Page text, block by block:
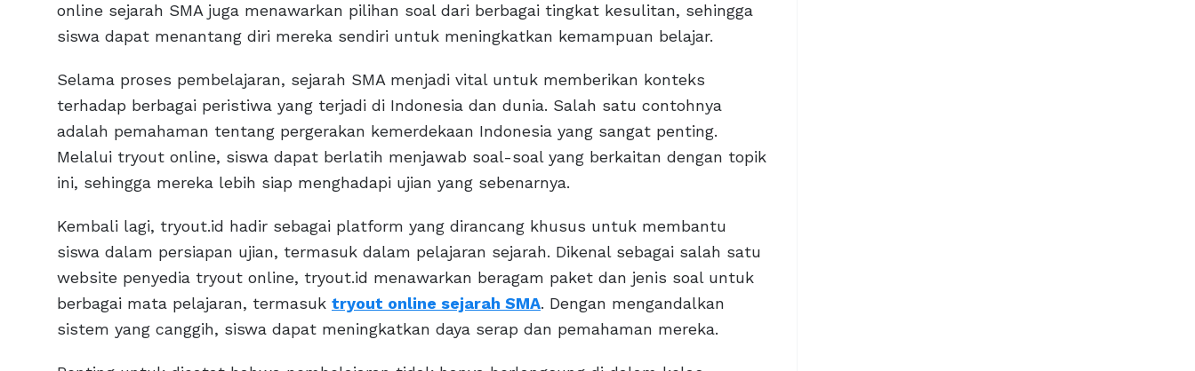
online sejarah SMA juga menawarkan pilihan soal dari berbagai tingkat kesulitan, sehingga
siswa dapat menantang diri mereka sendiri untuk meningkatkan kemampuan belajar.
Selama proses pembelajaran, sejarah SMA menjadi vital untuk memberikan konteks
terhadap berbagai peristiwa yang terjadi di Indonesia dan dunia. Salah satu contohnya
adalah pemahaman tentang pergerakan kemerdekaan Indonesia yang sangat penting.
Melalui tryout online, siswa dapat berlatih menjawab soal-soal yang berkaitan dengan topik
ini, sehingga mereka lebih siap menghadapi ujian yang sebenarnya.
Kembali lagi, tryout.id hadir sebagai platform yang dirancang khusus untuk membantu
siswa dalam persiapan ujian, termasuk dalam pelajaran sejarah. Dikenal sebagai salah satu
website penyedia tryout online, tryout.id menawarkan beragam paket dan jenis soal untuk
berbagai mata pelajaran, termasuk tryout online sejarah SMA. Dengan mengandalkan
sistem yang canggih, siswa dapat meningkatkan daya serap dan pemahaman mereka.